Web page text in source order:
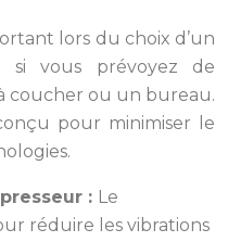
lors du choix d’un
si vous prévoyez de
coucher ou un bureau.
pour minimiser le
: Le
réduire les vibrations